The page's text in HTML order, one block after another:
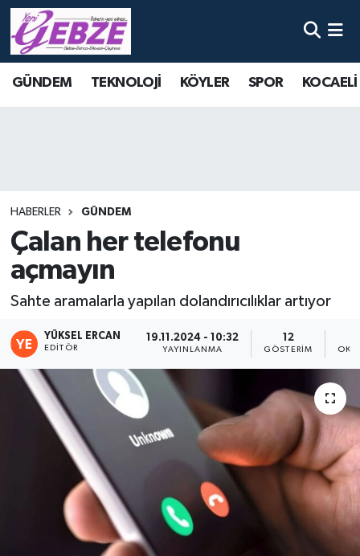
GÜNDEM TEKNOLOJİ KÖYLER SPOR
HABERLER GÜNDEM
Çalan her telefonu
açmayın
Sahte aramalarla yapılan dolandırıcılıklar artıyor
YÜKSEL ERCAN
EDITÖR
19.11.2024 - 10:32
YAYINLANMA
12
GÖSTERIM
Nöbetçi Eczaneler
Tüm Manşetler
Son Dakika Haberleri
Haber Arşivi